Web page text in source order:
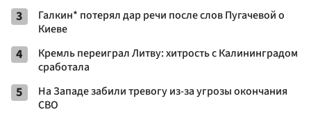
3
Галкин* потерял дар речи после слов Пугачевой о
Киеве
4
Кремль переиграл Литву: хитрость с Калининградом
сработала
5
На Западе забили тревогу из-за угрозы окончания
СВО